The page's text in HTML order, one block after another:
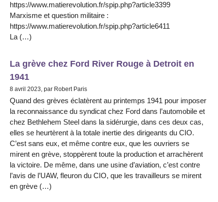
https://www.matierevolution.fr/spip.php?article3399
Marxisme et question militaire :
https://www.matierevolution.fr/spip.php?article6411
La (…)
La grève chez Ford River Rouge à Detroit en
1941
8 avril 2023, par Robert Paris
Quand des grèves éclatèrent au printemps 1941 pour imposer
la reconnaissance du syndicat chez Ford dans l’automobile et
chez Bethlehem Steel dans la sidérurgie, dans ces deux cas,
elles se heurtèrent à la totale inertie des dirigeants du CIO.
C’est sans eux, et même contre eux, que les ouvriers se
mirent en grève, stoppèrent toute la production et arrachèrent
la victoire. De même, dans une usine d’aviation, c’est contre
l’avis de l’UAW, fleuron du CIO, que les travailleurs se mirent
en grève (…)